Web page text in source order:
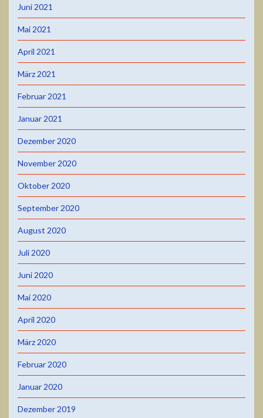
Juni 2021
Mai 2021
April 2021
März 2021
Februar 2021
Januar 2021
Dezember 2020
November 2020
Oktober 2020
September 2020
August 2020
Juli 2020
Juni 2020
Mai 2020
April 2020
März 2020
Februar 2020
Januar 2020
Dezember 2019